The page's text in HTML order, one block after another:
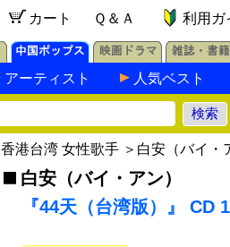
カート Ｑ＆Ａ 利用ガ
アーティスト 人気ベスト
香港台湾 女性歌手 ＞ 白安（バイ・
白安（バイ・アン）
『44天（台湾版）』 CD